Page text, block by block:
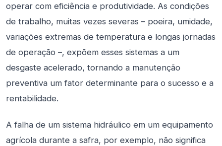
operar com eficiência e produtividade. As condições
de trabalho, muitas vezes severas – poeira, umidade,
variações extremas de temperatura e longas jornadas
de operação –, expõem esses sistemas a um
desgaste acelerado, tornando a manutenção
preventiva um fator determinante para o sucesso e a
rentabilidade.
A falha de um sistema hidráulico em um equipamento
agrícola durante a safra, por exemplo, não significa